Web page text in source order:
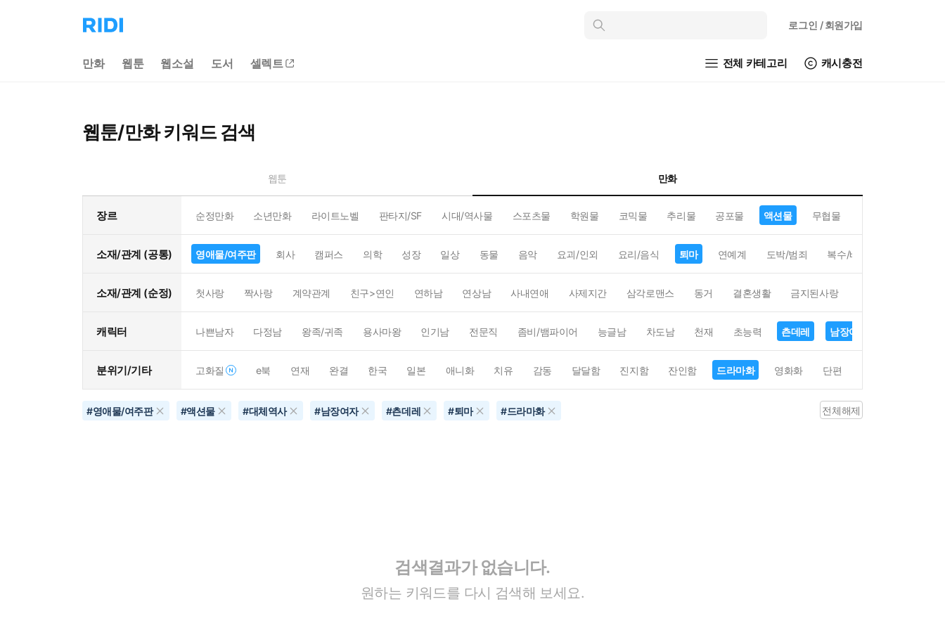
리
디
으
인
로그인 / 회원가입
만화 웹툰 웹소설 도서 셀렉트 전체 카테고리 캐시충전
웹툰/만화 키워드 검색
웹툰 만화
장르 순정만화 소년만화 라이트노벨 판타지/SF 시대/역사물 스포츠물 학원물 코믹물 추리물 공포물 액션물 무협물
소재/관계 (공통) 영애물/여주판 회사 캠퍼스 의학 성장 일상 동물 음악 요괴/인외 요리/음식 퇴마 연예계 도박/범죄 복수/배신
소재/관계 (순정) 첫사랑 짝사랑 계약관계 친구>연인 연하남 연상남 사내연애 사제지간 삼각로맨스 동거 결혼생활 금지된사랑
캐릭터 나쁜남자 다정남 왕족/귀족 용사마왕 인기남 전문직 좀비/뱀파이어 능글남 차도남 천재 초능력 츤데레 남장여자
분위기/기타 고화질 e북 연재 완결 한국 일본 애니화 치유 감동 달달함 진지함 잔인함 드라마화 영화화 단편
#영애물/여주판 #액션물 #대체역사 #남장여자 #츤데레 #퇴마 #드라마화 전체해제
검색결과가 없습니다.
원하는 키워드를 다시 검색해 보세요.